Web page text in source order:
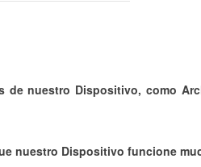
de nuestro Dispositivo, como
nuestro Dispositivo funcione